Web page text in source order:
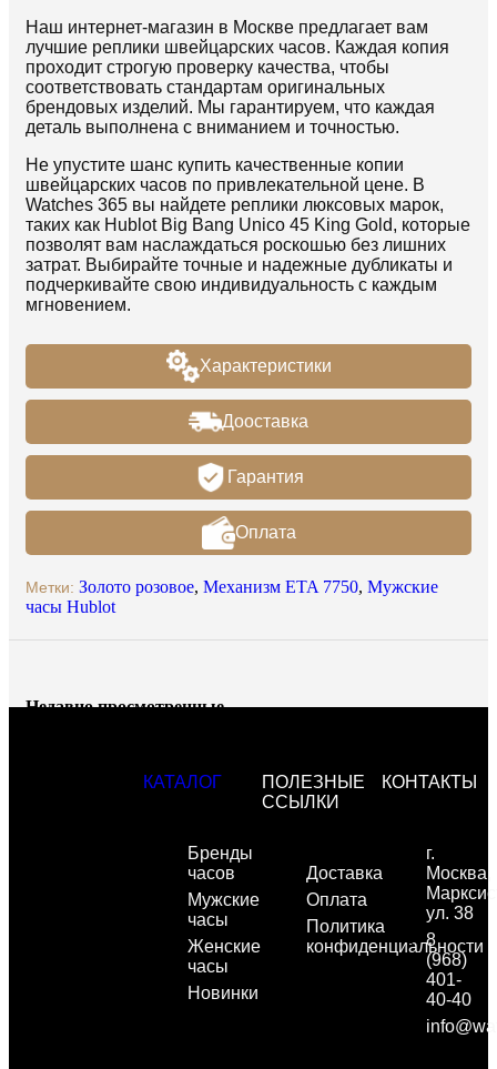
Характеристики
Дооставка
Гарантия
Оплата
Наш интернет-магазин в Москве предлагает вам
лучшие реплики швейцарских часов. Каждая копия
проходит строгую проверку качества, чтобы
соответствовать стандартам оригинальных
брендовых изделий. Мы гарантируем, что каждая
деталь выполнена с вниманием и точностью.
Не упустите шанс купить качественные копии
швейцарских часов по привлекательной цене. В
Watches 365 вы найдете реплики люксовых марок,
таких как Hublot Big Bang Unico 45 King Gold, которые
позволят вам наслаждаться роскошью без лишних
затрат. Выбирайте точные и надежные дубликаты и
подчеркивайте свою индивидуальность с каждым
мгновением.
Метки: Золото розовое, Механизм ETA 7750, Мужские
часы Hublot
Недавно просмотренные
КАТАЛОГ
Бренды
часов
Мужские
часы
Женские
часы
Новинки
ПОЛЕЗНЫЕ
ССЫЛКИ
Доставка
Оплата
Политика
конфиденциальности
КОНТАКТЫ
г.
Москва,
ул. 38
8
(968)
401-
40-40